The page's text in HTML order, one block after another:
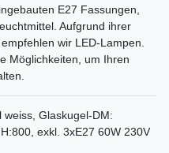
E27 Fassungen,
Aufgrund ihrer
wir LED-Lampen.
Möglichkeiten, um Ihren
Glaskugel-DM:
exkl. 3xE27 60W 230V